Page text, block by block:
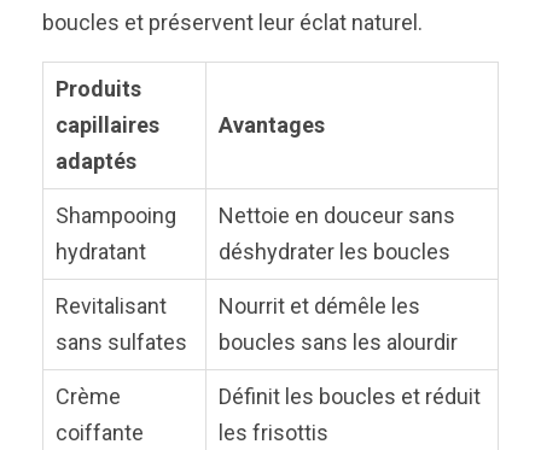
boucles et préservent leur éclat naturel.
Produits
capillaires
adaptés
Avantages
Shampooing
hydratant
Nettoie en douceur sans
déshydrater les boucles
Revitalisant
sans sulfates
Nourrit et démêle les
boucles sans les alourdir
Crème
coiffante
Définit les boucles et réduit
les frisottis